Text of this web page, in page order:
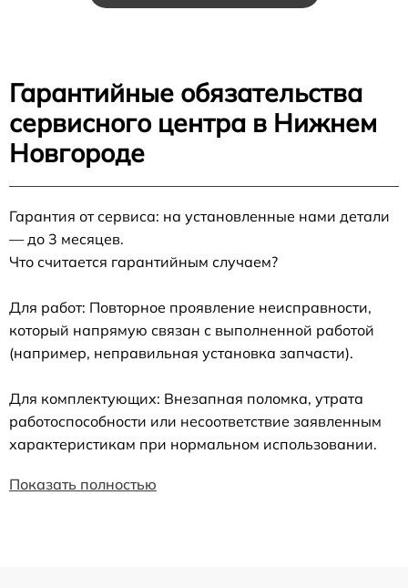
Гарантийные обязательства
сервисного центра в Нижнем
Новгороде
Гарантия от сервиса: на установленные нами детали
— до 3 месяцев.
Что считается гарантийным случаем?
Для работ: Повторное проявление неисправности,
который напрямую связан с выполненной работой
(например, неправильная установка запчасти).
Для комплектующих: Внезапная поломка, утрата
работоспособности или несоответствие заявленным
характеристикам при нормальном использовании.
Показать полностью